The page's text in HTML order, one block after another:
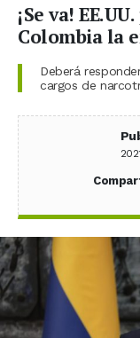
¡Se va!
Colombia la
Deberá
cargos de